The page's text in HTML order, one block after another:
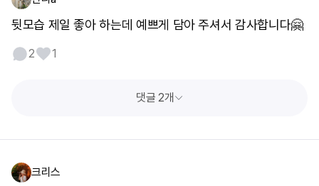
뒷모습 제일 좋아 하는데 예쁘게 담아 주셔서 감사합니다🤗
2 1
댓글 2개
크리스